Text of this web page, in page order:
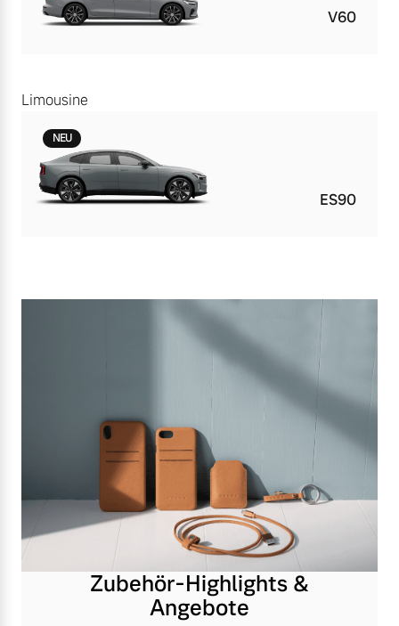
V60
Limousine
NEU
ES90
Zubehör-Highlights &
Angebote